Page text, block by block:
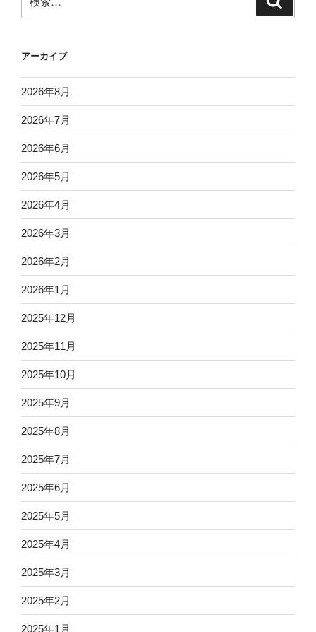
索:
アーカイブ
2026年8月
2026年7月
2026年6月
2026年5月
2026年4月
2026年3月
2026年2月
2026年1月
2025年12月
2025年11月
2025年10月
2025年9月
2025年8月
2025年7月
2025年6月
2025年5月
2025年4月
2025年3月
2025年2月
2025年1月